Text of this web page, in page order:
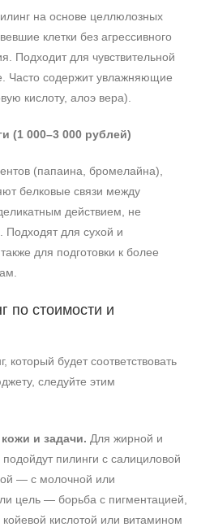
на основе целлюлозных
клетки без агрессивного
Подходит для чувствительной
Часто содержит увлажняющие
кислоту, алоэ вера).
(1 000–3 000 рублей)
(папаина, бромелайна),
белковые связи между
действием, не
Подходят для сухой и
для подготовки к более
по стоимости и
который будет соответствовать
следуйте этим
и задачи. Для жирной и
пилинги с салициловой
— с молочной или
цель — борьба с пигментацией,
кислотой или витамином